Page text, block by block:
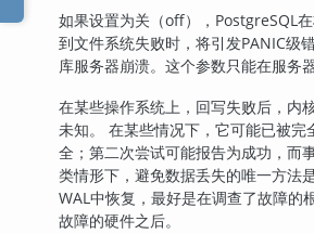
如果设置为关（off）， PostgreSQL
到文件系统失败时，将引发PANIC级
库服务器崩溃。这个参数只能在服务
在某些操作系统上，回写失败后，内
未知。 在某些情况下，它可能已被完
全；第二次尝试可能报告为成功，而
类情形下，避免数据丢失的唯一方法
WAL中恢复，最好是在调查了故障的
故障的硬件之后。